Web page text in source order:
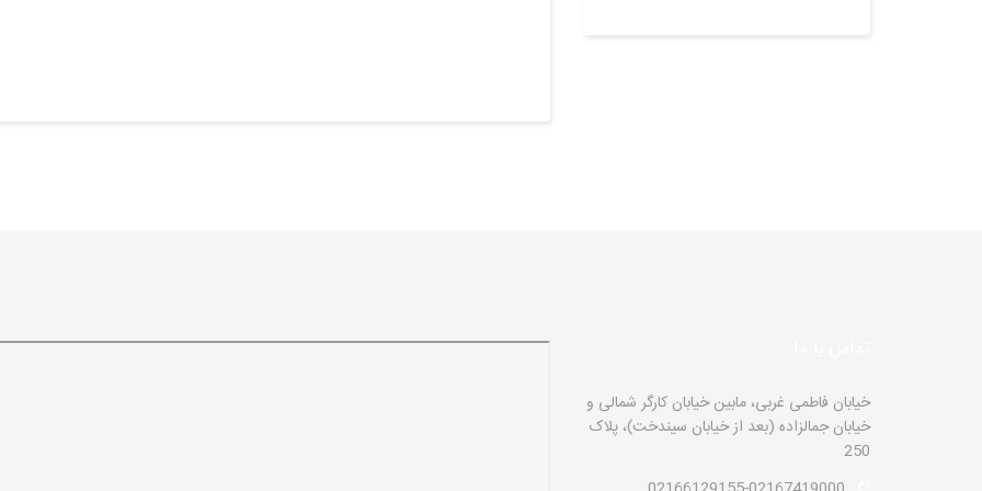
خیابان فاطمی غربی، مابین خیابان کارگر شمالی و
خیابان جمالزاده (بعد از خیابان سیندخت)، پلاک
250